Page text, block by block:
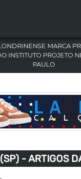
MARCA
INSTITUTO PROJETO
PAULO
- ARTIGOS